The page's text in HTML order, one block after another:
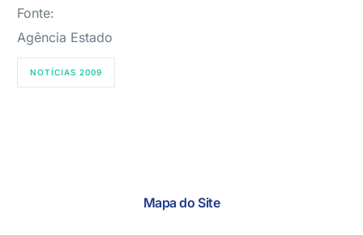
Fonte:
Agência Estado
NOTÍCIAS 2009
Mapa do Site